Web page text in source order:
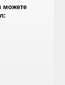
можете